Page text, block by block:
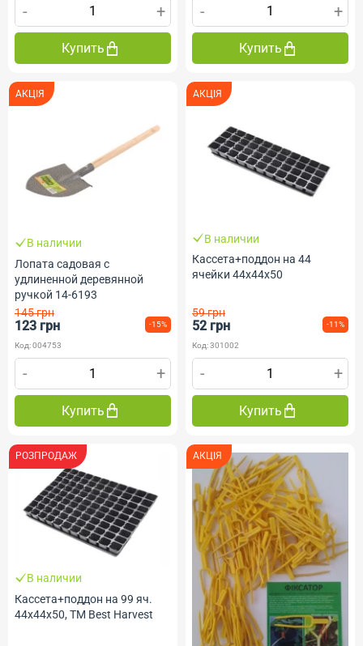
- +
Купить
- +
Купить
АКЦІЯ
В наличии
Лопата садовая с
удлиненной деревянной
ручкой 14-6193
145 грн
123 грн -15%
Код: 004753
- +
Купить
АКЦІЯ
В наличии
Кассета+поддон на 44
ячейки 44х44х50
59 грн
52 грн -11%
Код: 301002
- +
Купить
РОЗПРОДАЖ
В наличии
Кассета+поддон на 99 яч.
44х44х50, ТМ Best Harvest
АКЦІЯ